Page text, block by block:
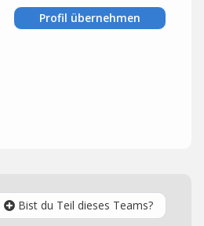
Profil übernehmen
Bist du Teil dieses Teams?